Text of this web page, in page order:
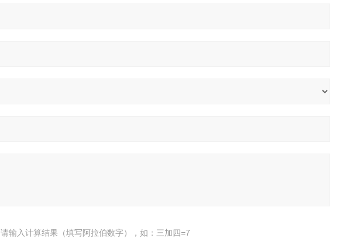
请输入计算结果（填写阿拉伯数字），如：三加四=7